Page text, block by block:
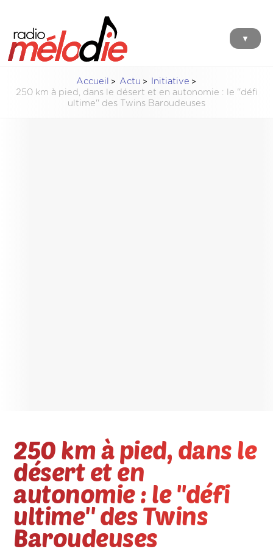
▼
Accueil Actu
Initiative
250 km à pied, dans le désert et en autonomie : le ''défi
ultime'' des Twins Baroudeuses
250 km à pied, dans le
désert et en
autonomie : le ''défi
ultime'' des Twins
Baroudeuses